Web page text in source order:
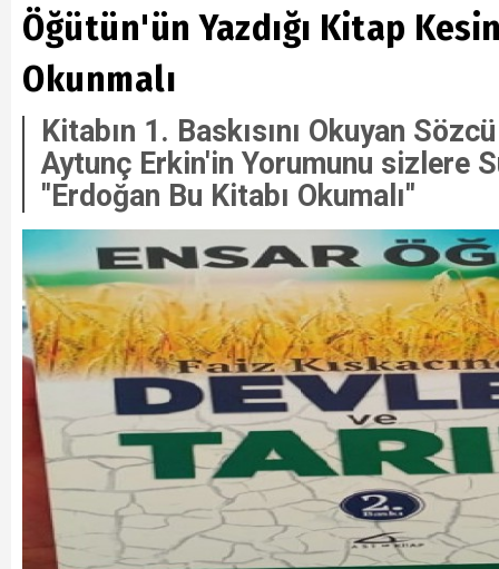
Öğütün'ün Yazdığı Kitap
Okunmalı
Kitabın 1. Baskısını Okuyan
Aytunç Erkin'in Yorumunu sizlere
''Erdoğan Bu Kitabı Okumalı''